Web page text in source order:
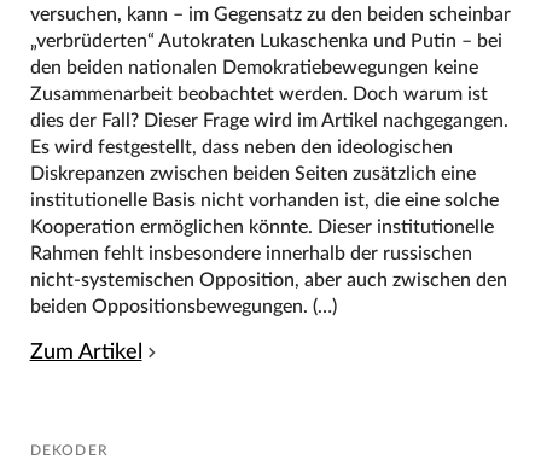
versuchen, kann – im Gegensatz zu den beiden scheinbar
„verbrüderten“ Autokraten Lukaschenka und Putin – bei
den beiden nationalen Demokratiebewegungen keine
Zusammenarbeit beobachtet werden. Doch warum ist
dies der Fall? Dieser Frage wird im Artikel nachgegangen.
Es wird festgestellt, dass neben den ideologischen
Diskrepanzen zwischen beiden Seiten zusätzlich eine
institutionelle Basis nicht vorhanden ist, die eine solche
Kooperation ermöglichen könnte. Dieser institutionelle
Rahmen fehlt insbesondere innerhalb der russischen
nicht-systemischen Opposition, aber auch zwischen den
beiden Oppositionsbewegungen. (…)
Zum Artikel
DEKODER